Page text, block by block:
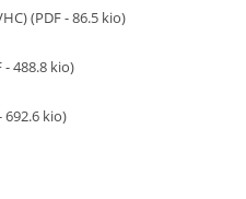
(PDF - 86.5 kio)
- 488.8 kio)
692.6 kio)